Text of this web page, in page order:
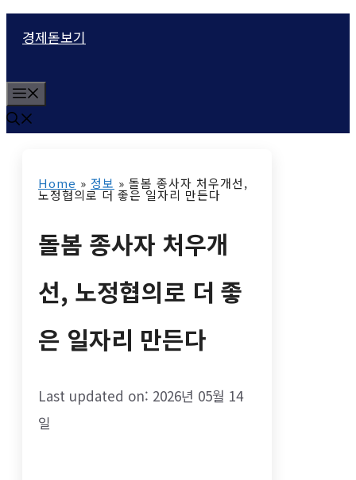
츠
로
건
경제돋보기
e
n
Home » 정보 » 돌봄 종사자 처우개선,
노정협의로 더 좋은 일자리 만든다
돌봄 종사자 처우개
선, 노정협의로 더 좋
은 일자리 만든다
Last updated on: 2026년 05월 14
일